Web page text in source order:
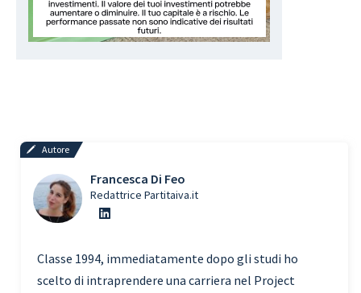
Autore
Francesca Di Feo
Redattrice Partitaiva.it
Classe 1994, immediatamente dopo gli studi ho
scelto di intraprendere una carriera nel Project